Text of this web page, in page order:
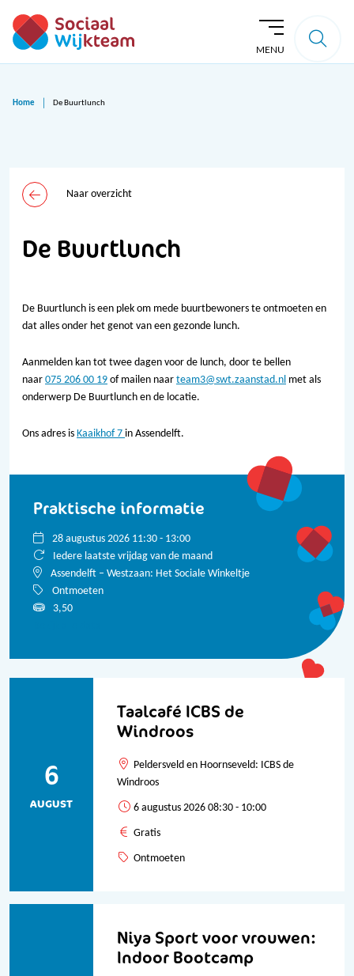
MENU
Home De Buurtlunch
Naar overzicht
De Buurtlunch
De Buurtlunch is een plek om mede buurtbewoners te ontmoeten en
dat alles onder het genot van een gezonde lunch.
Aanmelden kan tot twee dagen voor de lunch, door te bellen
naar 075 206 00 19 of mailen naar team3@swt.zaanstad.nl met als
onderwerp De Buurtlunch en de locatie.
Ons adres is Kaaikhof 7 in Assendelft.
Praktische informatie
28 augustus 2026 11:30 - 13:00
Iedere laatste vrijdag van de maand
Assendelft – Westzaan: Het Sociale Winkeltje
Ontmoeten
3,50
Taalcafé ICBS de
Windroos
6
AUGUST
Peldersveld en Hoornseveld: ICBS de
Windroos
6 augustus 2026 08:30 - 10:00
Gratis
Ontmoeten
Niya Sport voor vrouwen:
Indoor Bootcamp